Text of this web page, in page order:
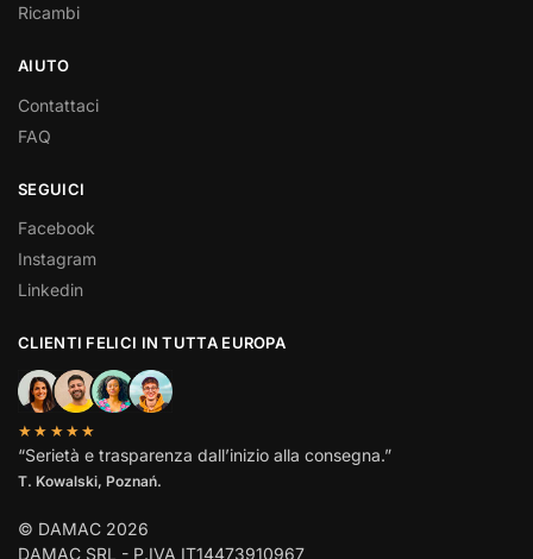
Ricambi
AIUTO
Contattaci
FAQ
SEGUICI
Facebook
Instagram
Linkedin
CLIENTI FELICI IN TUTTA EUROPA
★★★★★
“Serietà e trasparenza dall’inizio alla consegna.”
T. Kowalski, Poznań.
© DAMAC 2026
DAMAC SRL - P.IVA IT14473910967